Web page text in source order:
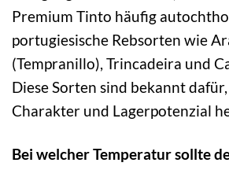
Premium Tinto häufig
portugiesische Rebsorten wie
(Tempranillo), Trincadeira und
Diese Sorten sind bekannt
Charakter und Lagerpotenzial
Bei welcher Temperatur sollte